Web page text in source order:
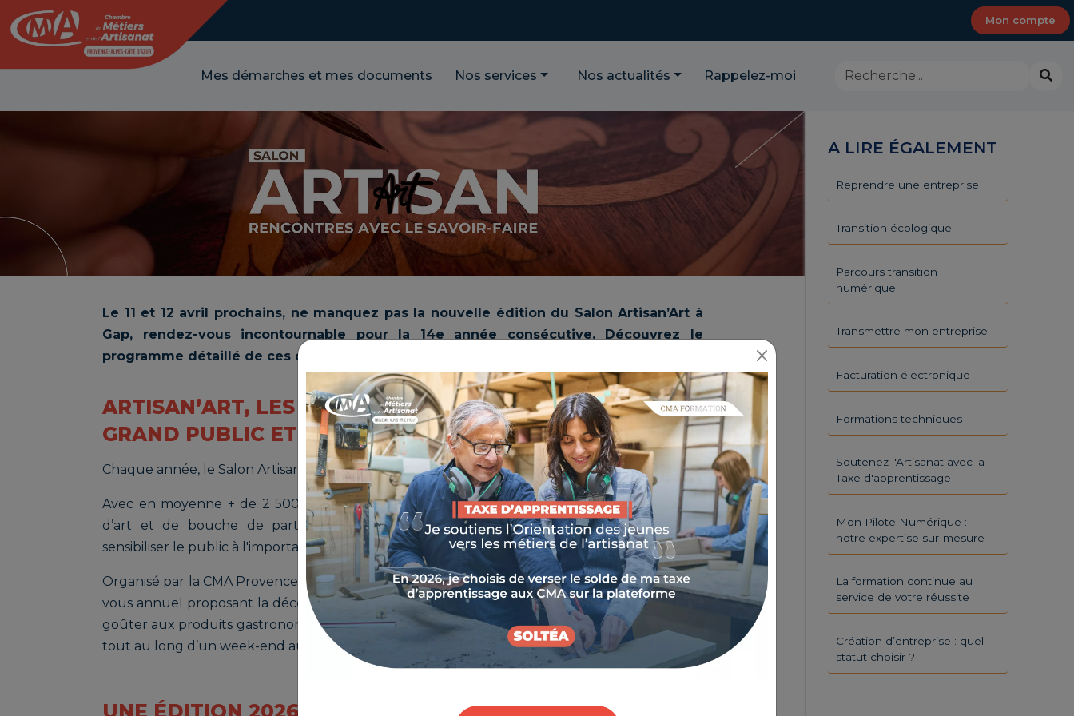
Mon compte
Mes démarches et mes documents Nos services Nos actualités Rappelez-moi
Rechercher
dans
CMA
Alpes-
Le 11 et 12 avril prochains, ne manquez pas la nouvelle édition du Salon Artisan’Art à
Gap, rendez-vous incontournable pour la 14e année consécutive. Découvrez le
programme détaillé de ces deux jours ainsi que les artisans participants.
ARTISAN’ART, LES RENCONTRES ANNUELLES ENTRE LE
GRAND PUBLIC ET DES SAVOIR-FAIRE
Chaque année, le Salon Artisan’Art permet la valorisation de l’artisanat local haut-alpin.
Avec en moyenne + de 2 500 visiteurs chaque année, cet événement permet aux artisans
d’art et de bouche de partager leur passion, de transmettre leurs techniques et de
sensibiliser le public à l'importance de l'artisanat dans le patrimoine culturel français.
Organisé par la CMA Provence-Alpes-Côte d’Azur, Artisan’Art est devenu un véritable rendez-
vous annuel proposant la découverte des créations originales de nombreux artisans d’art, de
goûter aux produits gastronomiques de bouche et de participer à de nombreuses animations
tout au long d’un week-end aux couleurs locales.
UNE ÉDITION 2026 RICHE
A LIRE ÉGALEMENT
Reprendre une entreprise
Transition écologique
Parcours transition
numérique
Transmettre mon entreprise
Facturation électronique
Formations techniques
Soutenez l'Artisanat avec la
Taxe d'apprentissage
Mon Pilote Numérique :
notre expertise sur-mesure
La formation continue au
service de votre réussite
Création d’entreprise : quel
statut choisir ?
Panneau de gestion des cookies